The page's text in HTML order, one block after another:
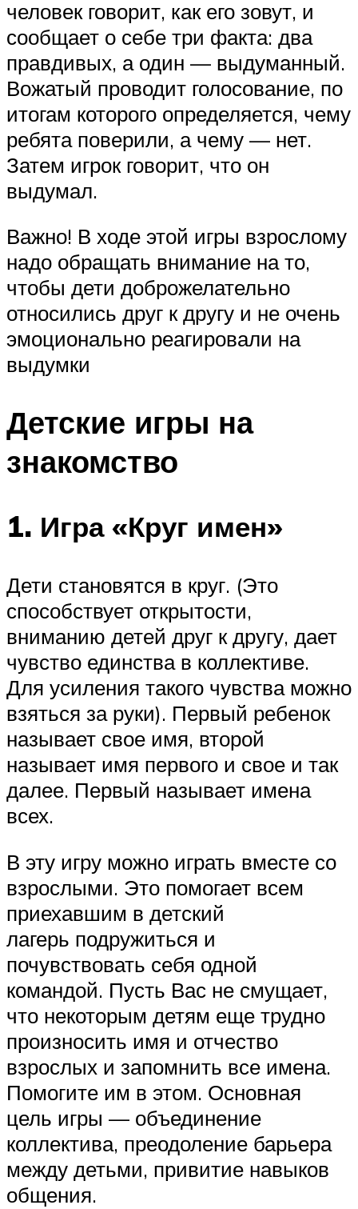
человек говорит, как его зовут, и
сообщает о себе три факта: два
правдивых, а один — выдуманный.
Вожатый проводит голосование, по
итогам которого определяется, чему
ребята поверили, а чему — нет.
Затем игрок говорит, что он
выдумал.
Важно! В ходе этой игры взрослому
надо обращать внимание на то,
чтобы дети доброжелательно
относились друг к другу и не очень
эмоционально реагировали на
выдумки
Детские игры на
знакомство
1. Игра «Круг имен»
Дети становятся в круг. (Это
способствует открытости,
вниманию детей друг к другу, дает
чувство единства в коллективе.
Для усиления такого чувства можно
взяться за руки). Первый ребенок
называет свое имя, второй
называет имя первого и свое и так
далее. Первый называет имена
всех.
В эту игру можно играть вместе со
взрослыми. Это помогает всем
приехавшим в детский
лагерь подружиться и
почувствовать себя одной
командой. Пусть Вас не смущает,
что некоторым детям еще трудно
произносить имя и отчество
взрослых и запомнить все имена.
Помогите им в этом. Основная
цель игры — объединение
коллектива, преодоление барьера
между детьми, привитие навыков
общения.